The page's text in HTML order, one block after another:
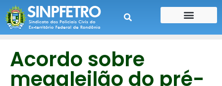
Acordo sobre
megaleilão do pré-